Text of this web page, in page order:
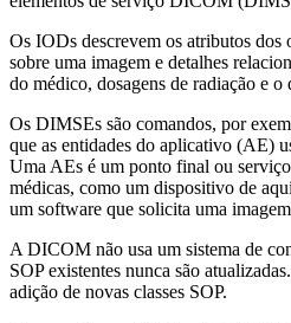
Os IODs descrevem os atributos dos
sobre uma imagem e detalhes
do médico, dosagens de radiação e
Os DIMSEs são comandos, por
que as entidades do aplicativo (AE)
Uma AEs é um ponto final ou
médicas, como um dispositivo de
um software que solicita uma
A DICOM não usa um sistema de
SOP existentes nunca são
adição de novas classes SOP.